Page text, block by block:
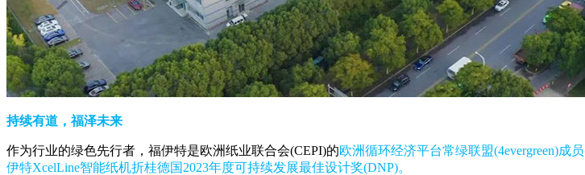
持续有道，福泽未来
作为行业的绿色先行者，福伊特是欧洲纸业联合会(CEPI)的欧洲循环经济平台常绿联盟(4evergreen)成员
伊特XcelLine智能纸机折桂德国2023年度可持续发展最佳设计奖(DNP)。